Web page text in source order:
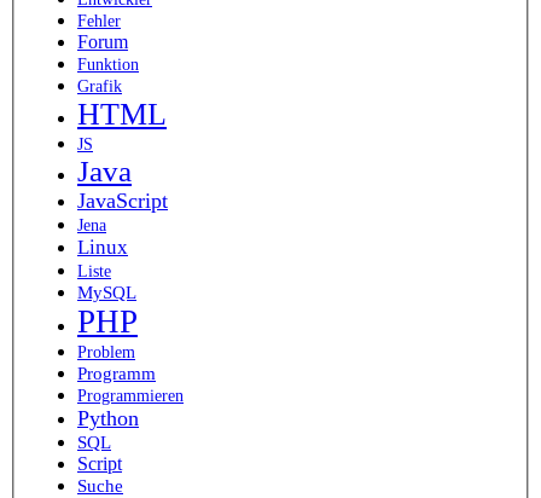
Fehler
Forum
Funktion
Grafik
HTML
JS
Java
JavaScript
Jena
Linux
Liste
MySQL
PHP
Problem
Programm
Programmieren
Python
SQL
Script
Suche